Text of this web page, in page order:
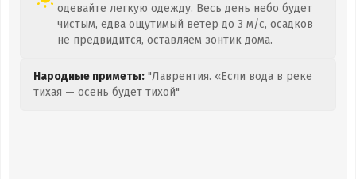
одевайте легкую одежду. Весь день небо будет
чистым, едва ощутимый ветер до 3 м/с, осадков
не предвидится, оставляем зонтик дома.
Народные приметы: "Лаврентия. «Если вода в реке
тихая — осень будет тихой"